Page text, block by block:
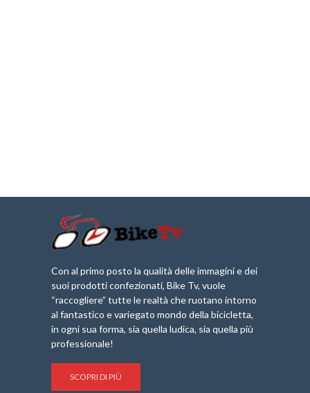
Con al primo posto la qualità delle immagini e dei
suoi prodotti confezionati, Bike Tv, vuole
“raccogliere” tutte le realtà che ruotano intorno
al fantastico e variegato mondo della bicicletta,
in ogni sua forma, sia quella ludica, sia quella più
professionale!
SCOPRI DI PIÙ